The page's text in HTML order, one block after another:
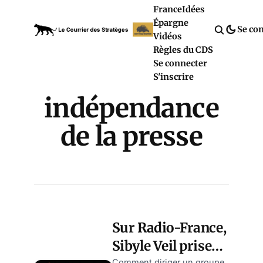
FranceIdées
Épargne
Vidéos
Règles du CDS
Se connecter
S'inscrire
Se
indépendance
de la presse
Sur Radio-France,
Sibyle Veil prise